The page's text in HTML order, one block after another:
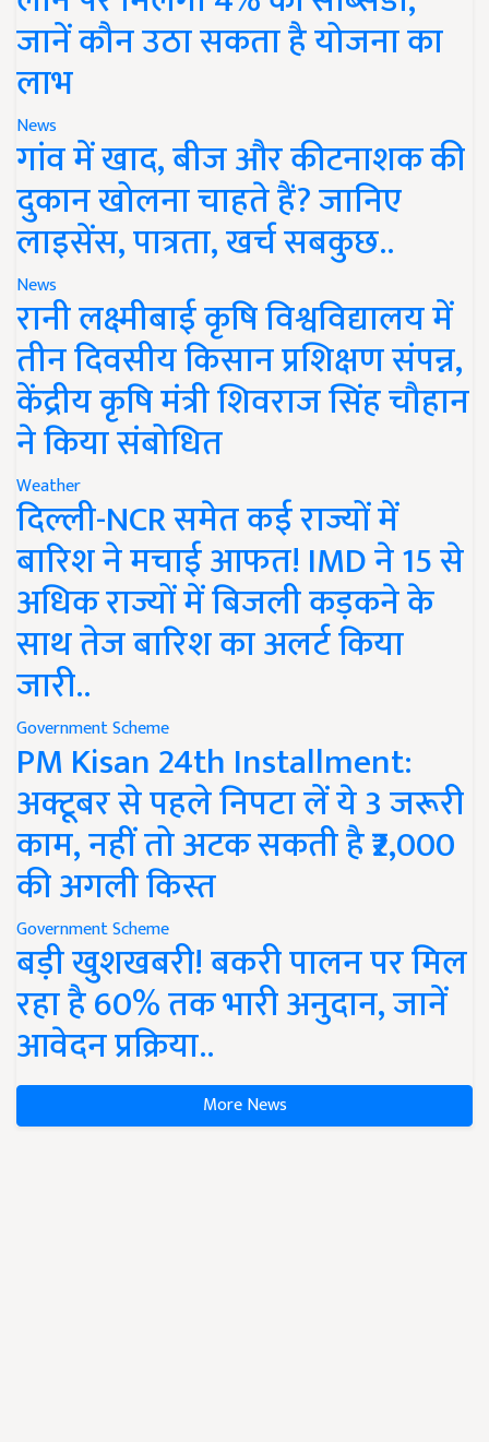
जानें कौन उठा सकता है योजना का
लाभ
News
गांव में खाद, बीज और कीटनाशक की
दुकान खोलना चाहते हैं? जानिए
लाइसेंस, पात्रता, खर्च सबकुछ..
News
रानी लक्ष्मीबाई कृषि विश्वविद्यालय में
तीन दिवसीय किसान प्रशिक्षण संपन्न,
केंद्रीय कृषि मंत्री शिवराज सिंह चौहान
ने किया संबोधित
Weather
दिल्ली-NCR समेत कई राज्यों में
बारिश ने मचाई आफत! IMD ने 15 से
अधिक राज्यों में बिजली कड़कने के
साथ तेज बारिश का अलर्ट किया
जारी..
Government Scheme
PM Kisan 24th Installment:
अक्टूबर से पहले निपटा लें ये 3 जरूरी
काम, नहीं तो अटक सकती है ₹2,000
की अगली किस्त
Government Scheme
बड़ी खुशखबरी! बकरी पालन पर मिल
रहा है 60% तक भारी अनुदान, जानें
आवेदन प्रक्रिया..
More News